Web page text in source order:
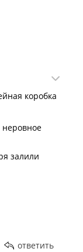
коробка
залили
ответить